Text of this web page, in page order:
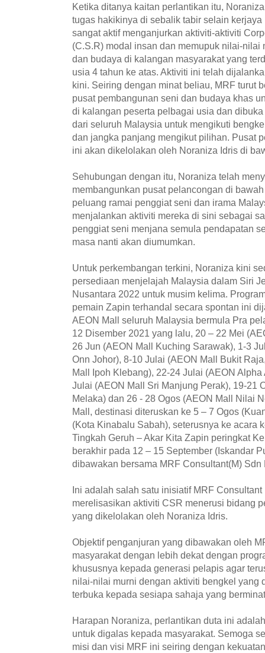
Ketika ditanya kaitan perlantikan itu,
tugas hakikinya di sebalik tabir selain
sangat aktif menganjurkan aktiviti-aktiviti
(C.S.R) modal insan dan memupuk nilai-nilai
dan budaya di kalangan masyarakat yang
usia 4 tahun ke atas. Aktiviti ini telah
kini. Seiring dengan minat beliau, MRF turut
pusat pembangunan seni dan budaya khas
di kalangan peserta pelbagai usia dan
dari seluruh Malaysia untuk mengikuti
dan jangka panjang mengikut pilihan. Pusat
ini akan dikelolakan oleh Noraniza Idris di
Sehubungan dengan itu, Noraniza telah
membangunkan pusat pelancongan di
peluang ramai penggiat seni dan irama
menjalankan aktiviti mereka di sini sebagai
penggiat seni menjana semula pendapatan
masa nanti akan diumumkan.
Untuk perkembangan terkini, Noraniza kini
persediaan menjelajah Malaysia dalam Siri
Nusantara 2022 untuk musim kelima.
pemain Zapin terhandal secara spontan ini
AEON Mall seluruh Malaysia bermula Pra
12 Disember 2021 yang lalu, 20 – 22 Mei
26 Jun (AEON Mall Kuching Sarawak), 1-3
Onn Johor), 8-10 Julai (AEON Mall Bukit
Mall Ipoh Klebang), 22-24 Julai (AEON
Julai (AEON Mall Sri Manjung Perak), 19-21
Melaka) dan 26 - 28 Ogos (AEON Mall Nilai
Mall, destinasi diteruskan ke 5 – 7 Ogos
(Kota Kinabalu Sabah), seterusnya ke acara
Tingkah Geruh – Akar Kita Zapin peringkat
berakhir pada 12 – 15 September (Iskandar
dibawakan bersama MRF Consultant(M) Sdn
Ini adalah salah satu inisiatif MRF Consultant
merelisasikan aktiviti CSR menerusi bidang
yang dikelolakan oleh Noraniza Idris.
Objektif penganjuran yang dibawakan oleh
masyarakat dengan lebih dekat dengan
khususnya kepada generasi pelapis agar
nilai-nilai murni dengan aktiviti bengkel yang
terbuka kepada sesiapa sahaja yang
Harapan Noraniza, perlantikan duta ini
untuk digalas kepada masyarakat. Semoga
misi dan visi MRF ini seiring dengan